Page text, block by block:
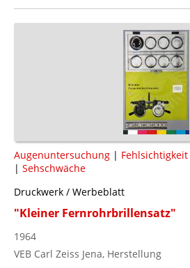
Augenuntersuchung | Fehlsichtigkeit
| Sehschwäche
Druckwerk / Werbeblatt
"Kleiner Fernrohrbrillensatz"
1964
VEB Carl Zeiss Jena, Herstellung